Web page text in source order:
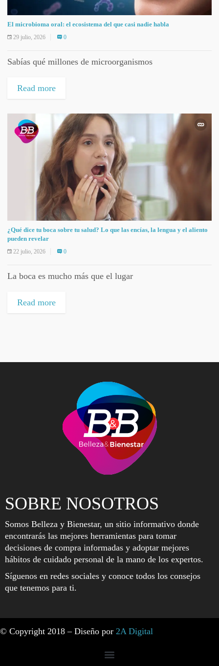
El microbioma oral: el ecosistema del que casi nadie habla
29 julio, 2026 0
Sabías qué millones de microorganismos
Read more
¿Qué dice tu boca sobre tu salud? Lo que las encías, la lengua y el aliento
pueden revelar
22 julio, 2026 0
La boca es mucho más que el lugar
Read more
SOBRE NOSOTROS
Somos Belleza y Bienestar, un sitio informativo donde
encontrarás las mejores herramientas para tomar
decisiones de compra informadas y adoptar mejores
hábitos de cuidado personal de la mano de los expertos.
Síguenos en redes sociales y conoce todos los consejos
que tenemos para ti.
© Copyright 2018 – Diseño por 2A Digital